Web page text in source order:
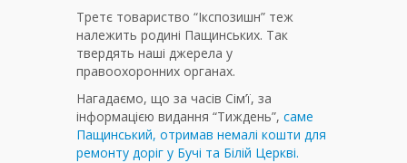
Третє товариство “Ікспозишн” теж
належить родині Пащинських. Так
твердять наші джерела у
правоохоронних органах.
Нагадаємо, що за часів Сім’ї, за
інформацією видання “Тиждень”, саме
Пащинський, отримав немалі кошти для
ремонту доріг у Бучі та Білій Церкві.